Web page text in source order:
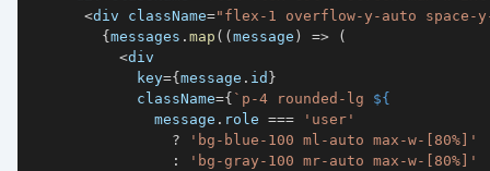
<div className="flex-1 overflow-y-auto space-
{messages . map ( (message ) =>
(
<
            key
={message . id }
            className
={ ` p-4 rounded-lg ${
              message
. role ===
'user'
?
'bg-blue-100 ml-auto max-w-[80%]'
:
'bg-gray-100 mr-auto max-w-[80%]'